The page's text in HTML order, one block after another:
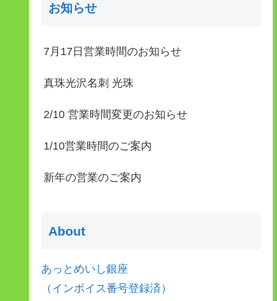
お知らせ
7月17日営業時間のお知らせ
真珠光沢名刺 光珠
2/10 営業時間変更のお知らせ
1/10営業時間のご案内
新年の営業のご案内
About
あっとめいし銀座
（インボイス番号登録済）